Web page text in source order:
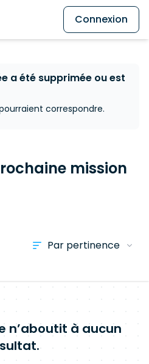
Connexion
a été supprimée ou est
correspondre.
mission
n’aboutit à aucun